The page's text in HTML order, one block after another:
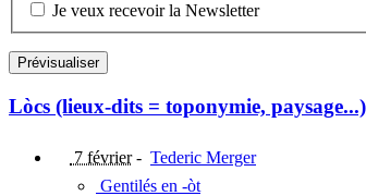
Je veux recevoir la Newsletter
Lòcs (lieux-dits = toponymie,
7 février- Tederic Merger
Gentilés en -òt